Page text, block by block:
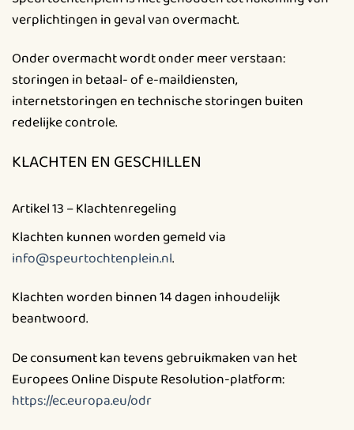
verplichtingen in geval van overmacht.
Onder overmacht wordt onder meer verstaan:
storingen in betaal- of e-maildiensten,
internetstoringen en technische storingen buiten
redelijke controle.
KLACHTEN EN GESCHILLEN
Artikel 13 – Klachtenregeling
Klachten kunnen worden gemeld via
info@speurtochtenplein.nl.
Klachten worden binnen 14 dagen inhoudelijk
beantwoord.
De consument kan tevens gebruikmaken van het
Europees Online Dispute Resolution-platform:
https://ec.europa.eu/odr